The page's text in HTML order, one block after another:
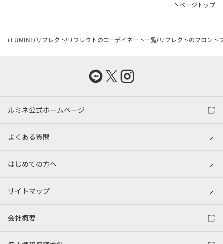
ページトップ
i LUMINE リフレクト リフレクトのコーデイネート一覧 リフレクトのフロント
ルミネ公式ホームページ
よくある質問
はじめての方へ
サイトマップ
会社概要